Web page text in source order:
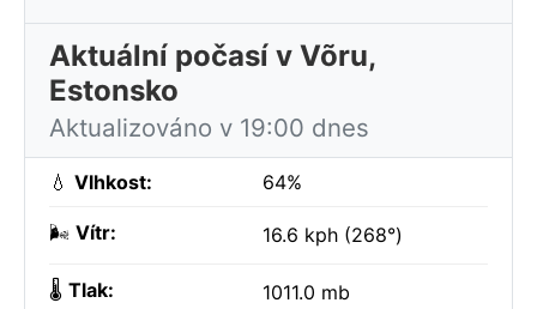
Aktuální počasí v Võru,
Estonsko
Aktualizováno v 19:00 dnes
💧 Vlhkost: 64%
🌬️ Vítr: 16.6 kph (268°)
🌡️ Tlak: 1011.0 mb